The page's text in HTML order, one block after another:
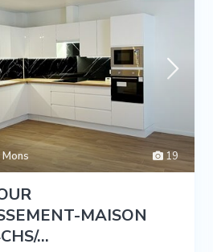
19
Mons
MAISON
...